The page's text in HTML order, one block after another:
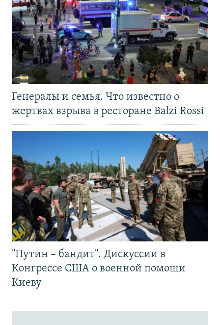
Генералы и семья. Что известно о
жертвах взрыва в ресторане Balzi Rossi
"Путин – бандит". Дискуссии в
Конгрессе США о военной помощи
Киеву